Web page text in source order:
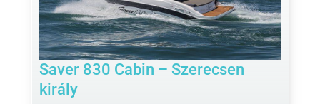
Saver 830 Cabin – Szerecsen
király